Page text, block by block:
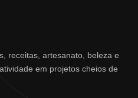
receitas, artesanato, beleza e
em projetos cheios de